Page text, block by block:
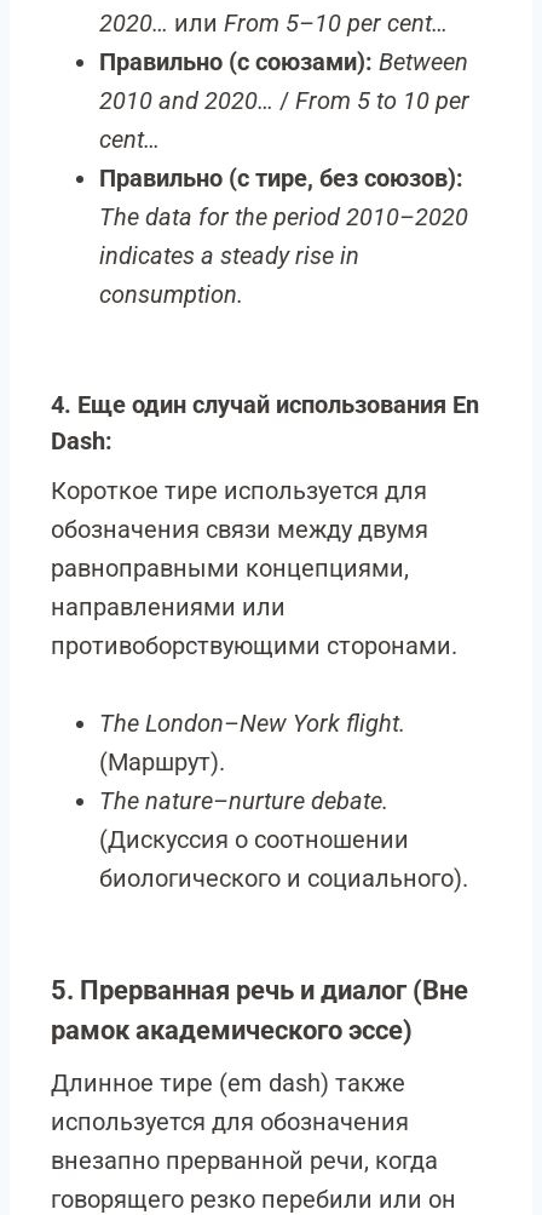
2020… или From 5–10 per cent…
Правильно (с союзами): Between
2010 and 2020… / From 5 to 10 per
cent…
Правильно (с тире, без союзов):
The data for the period 2010–2020
indicates a steady rise in
consumption.
4. Еще один случай использования En
Dash:
Короткое тире используется для
обозначения связи между двумя
равноправными концепциями,
направлениями или
противоборствующими сторонами.
The London–New York flight.
(Маршрут).
The nature–nurture debate.
(Дискуссия о соотношении
биологического и социального).
5. Прерванная речь и диалог (Вне
рамок академического эссе)
Длинное тире (em dash) также
используется для обозначения
внезапно прерванной речи, когда
говорящего резко перебили или он